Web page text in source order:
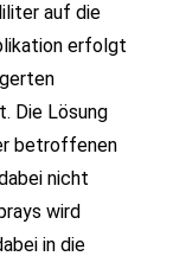
auf die
erfolgt
Die Lösung
betroffenen
nicht
wird
in die